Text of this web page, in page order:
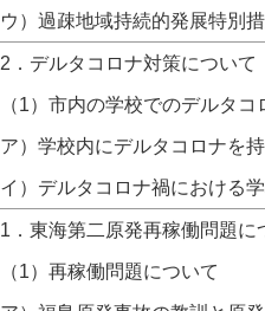
ウ）過疎地域持続的発展特別
2．デルタコロナ対策について
（1）市内の学校でのデルタ
ア）学校内にデルタコロナを
イ）デルタコロナ禍における
1．東海第二原発再稼働問題に
（1）再稼働問題について